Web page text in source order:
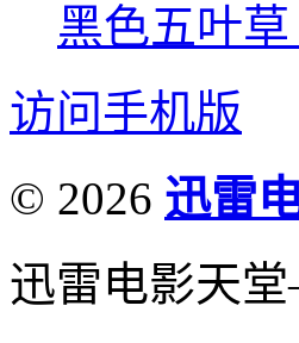
黑色五叶
访问手机版
© 2026 迅雷
迅雷电影天